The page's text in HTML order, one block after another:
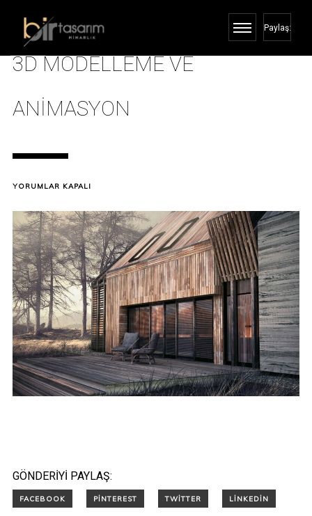
Paylaş:
3D MODELLEME VE
ANIMASYON
3D
IÇIN
YORUMLAR KAPALI
GÖNDERIYI PAYLAŞ: